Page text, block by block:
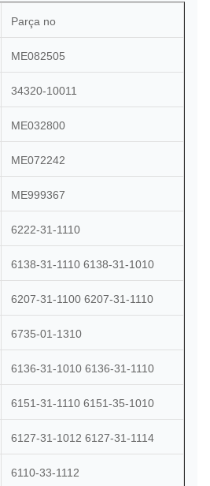
Parça no
ME082505
34320-10011
ME032800
ME072242
ME999367
6222-31-1110
6138-31-1110 6138-31-1010
6207-31-1100 6207-31-1110
6735-01-1310
6136-31-1010 6136-31-1110
6151-31-1110 6151-35-1010
6127-31-1012 6127-31-1114
6110-33-1112